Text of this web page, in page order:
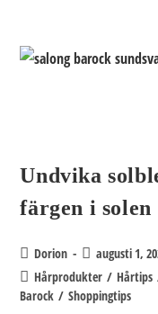
innehållet
Undvika
färgen i solen
Inläggsförfattare:
Dorion
Inlägget
publicerat:
augusti 1,
Inläggskategori:
Hårprodukter / Hårtips
Barock / Shoppingtips